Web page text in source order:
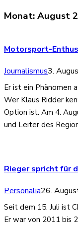
Monat:August
Motorsport-
Journalismus3.
Er ist ein Phänomen
Wer Klaus Ridder
Option ist. Am 4.
und Leiter des
Rieger spricht für
Personalia26.
Seit dem 15. Juli ist
Er war von 2011 bis